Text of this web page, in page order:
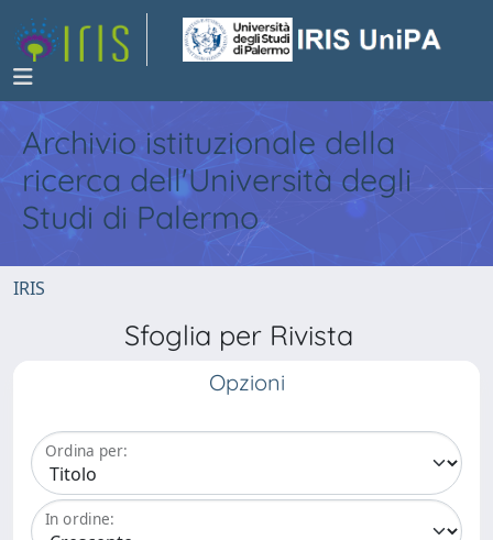
Archivio istituzionale della
ricerca dell'Università degli
Studi di Palermo
IRIS
Sfoglia per Rivista
Opzioni
Ordina per:
In ordine: